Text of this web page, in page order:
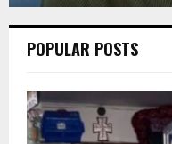
POPULAR POSTS